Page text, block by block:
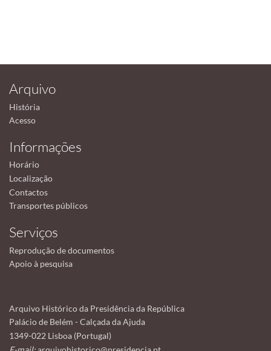
Arquivo
História
Acesso
Informações
Horário
Localização
Contactos
Transportes públicos
Serviços
Reprodução de documentos
Apoio à pesquisa
Arquivo Histórico da Presidência da República
Palácio de Belém - Calçada da Ajuda
1349-022 Lisboa (Portugal)